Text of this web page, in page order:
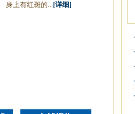
身上有红斑的... [详细]